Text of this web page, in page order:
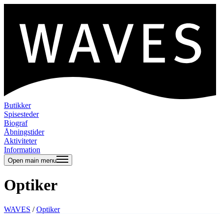
Butikker
Spisesteder
Biograf
Åbningstider
Aktiviteter
Information
Open main menu
Optiker
WAVES /Optiker